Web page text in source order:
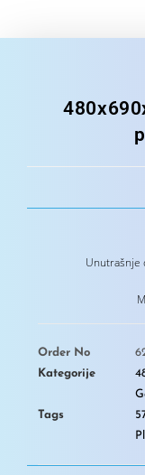
Unutrašnje
Order No
Kategorije
Tags